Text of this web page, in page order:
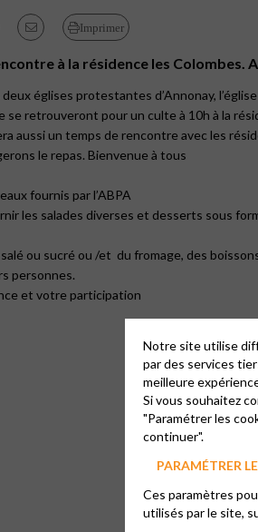
Imprimer
à la résidence les Colombes.
églises protestantes d’Annonay,
se retrouveront pour un culte à 10h à la
aussi un temps de rencontre avec les
le repas. Bienvenue à tous
fournis par l’ABPA
les salades diverses et desserts sous
ou sucré ou /et du fromage, des
personnes.
et votre participation
Notre site utilise
par des services
meilleure
Si vous souhaitez
"Paramétrer les
continuer".
PARAMÉTRER
Ces paramètres
utilisés par le site,